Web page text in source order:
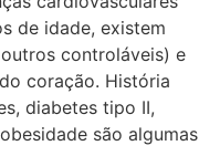
de idade, existem
controláveis) e
coração. História
diabetes tipo II,
são algumas